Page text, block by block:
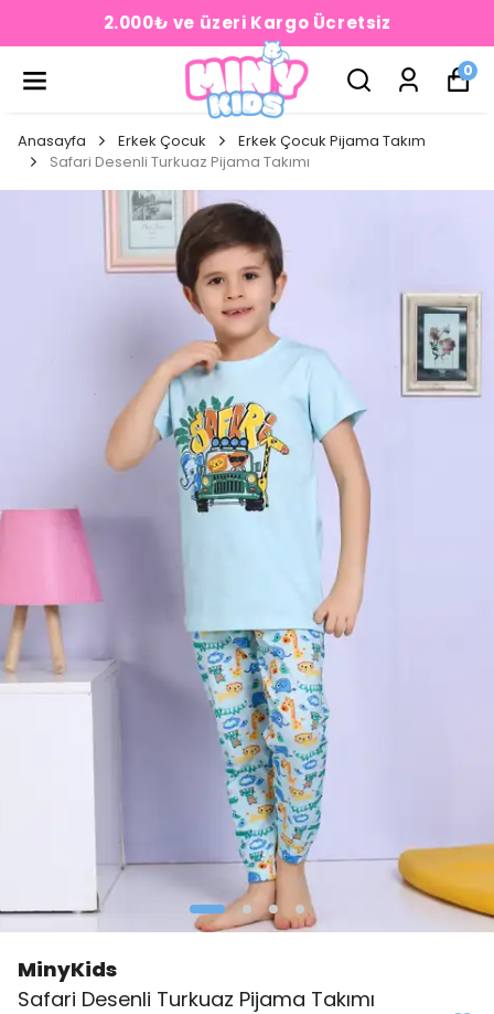
2.000₺ ve üzeri Kargo Ücretsiz
0
Anasayfa Erkek Çocuk
Erkek Çocuk Pijama Takım
Safari Desenli Turkuaz Pijama Takımı
MinyKids
Safari Desenli Turkuaz Pijama Takımı
👀 Şu an 2 kişi
inceliyor!